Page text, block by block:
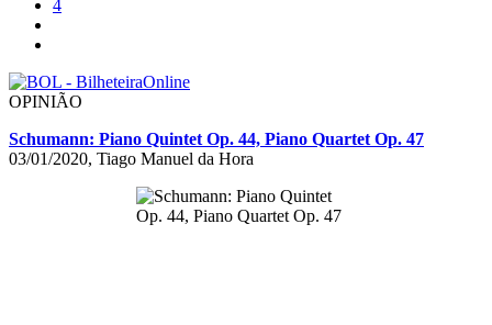
4
OPINIÃO
Schumann: Piano Quintet Op. 44, Piano Quartet Op. 47
03/01/2020, Tiago Manuel da Hora